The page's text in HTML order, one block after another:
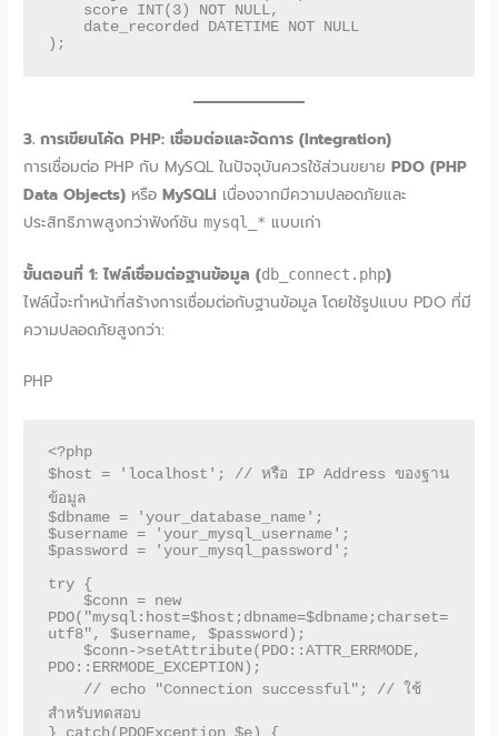
3. การเขียนโค้ด PHP: เชื่อมต่อและจัดการ (Integration)
การเชื่อมต่อ PHP กับ MySQL ในปัจจุบันควรใช้ส่วนขยายPDO (PHP
Data Objects) หรือMySQLi เนื่องจากมีความปลอดภัยและ
ประสิทธิภาพสูงกว่าฟังก์ชันmysql_* แบบเก่า
ขั้นตอนที่ 1: ไฟล์เชื่อมต่อฐานข้อมูล (db_connect.php)
ไฟล์นี้จะทำหน้าที่สร้างการเชื่อมต่อกับฐานข้อมูล โดยใช้รูปแบบ PDO ที่มี
ความปลอดภัยสูงกว่า:
PHP
<?php
$host = 'localhost'; // หรือ IP Address ของฐาน
ข้อมูล
$dbname = 'your_database_name';
$username = 'your_mysql_username';
$password = 'your_mysql_password';
try {
PDO("mysql:host=$host;dbname=$dbname;charset=
utf8", $username, $password);
PDO::ERRMODE_EXCEPTION);
สำหรับทดสอบ